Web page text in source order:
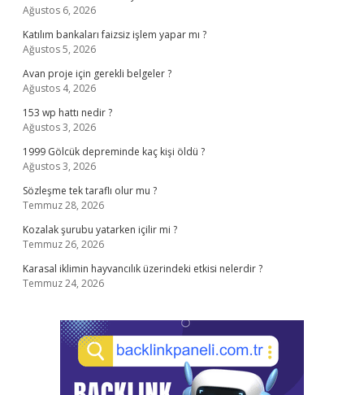
Ağustos 6, 2026
Katılım bankaları faizsiz işlem yapar mı ?
Ağustos 5, 2026
Avan proje için gerekli belgeler ?
Ağustos 4, 2026
153 wp hattı nedir ?
Ağustos 3, 2026
1999 Gölcük depreminde kaç kişi öldü ?
Ağustos 3, 2026
Sözleşme tek taraflı olur mu ?
Temmuz 28, 2026
Kozalak şurubu yatarken içilir mi ?
Temmuz 26, 2026
Karasal iklimin hayvancılık üzerindeki etkisi nelerdir ?
Temmuz 24, 2026